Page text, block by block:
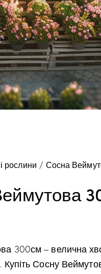
рослини Сосна
300см – велична
Купіть Сосну